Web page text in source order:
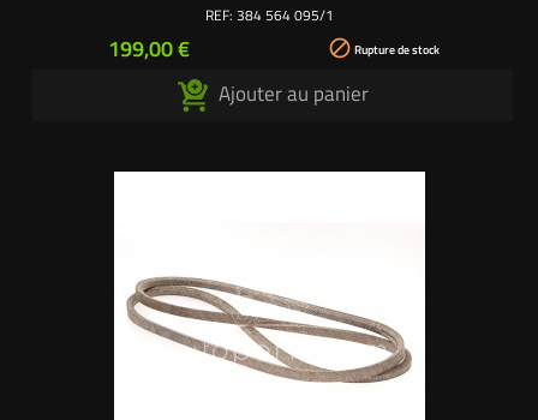
REF: 384 564 095/1
Prix
199,00 €  Rupture de stock
Ajouter au panier